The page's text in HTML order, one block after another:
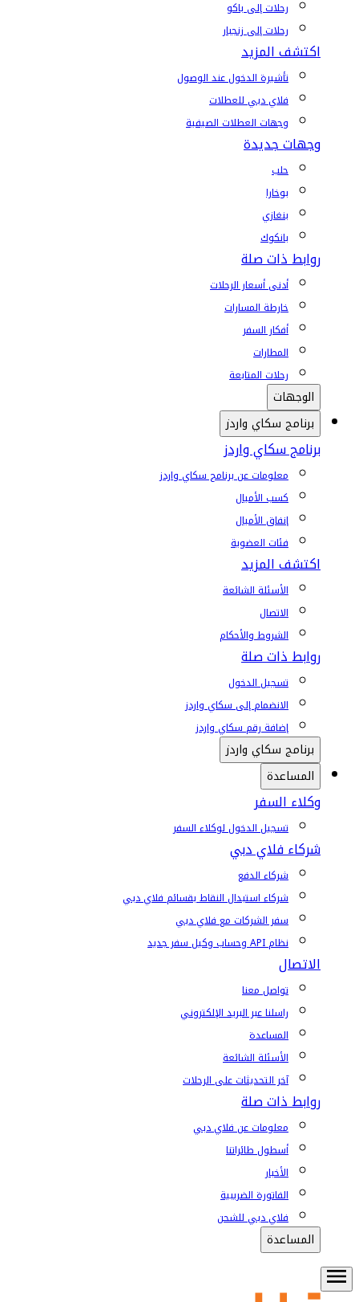
رحلات إلى باكو
رحلات إلى زنجبار
اكتشف المزيد
تأشيرة الدخول عند الوصول
فلاي دبي للعطلات
وجهات العطلات الصيفية
وجهات جديدة
حلب
بوخارا
بنغازي
بانكوك
روابط ذات صلة
أدنى أسعار الرحلات
خارطة المسارات
أفكار السفر
المطارات
رحلات المتابعة
الوجهات
برنامج سكاي واردز
برنامج سكاي واردز
معلومات عن برنامج سكاي واردز
كسب الأميال
إنفاق الأميال
فئات العضوية
اكتشف المزيد
الأسئلة الشائعة
الاتصال
الشروط والأحكام
روابط ذات صلة
تسجيل الدخول
الانضمام إلى سكاي واردز
إضافة رقم سكاي واردز
برنامج سكاي واردز
المساعدة
وكلاء السفر
تسجيل الدخول لوكلاء السفر
شركاء فلاي دبي
شركاء الدفع
شركاء استبدال النقاط بقسائم فلاي دبي
سفر الشركات مع فلاي دبي
نظام API وحساب وكيل سفر جديد
الاتصال
تواصل معنا
راسلنا عبر البريد الإلكتروني
المساعدة
الأسئلة الشائعة
آخر التحديثات على الرحلات
روابط ذات صلة
معلومات عن فلاي دبي
أسطول طائراتنا
الأخبار
الفاتورة الضريبية
فلاي دبي للشحن
المساعدة